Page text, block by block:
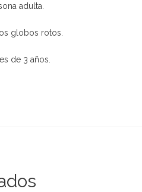
adulta.
globos rotos.
de 3 años.